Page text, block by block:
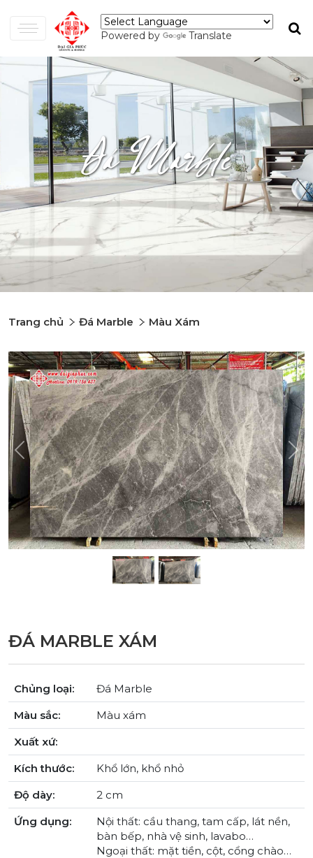
Powered by Translate
Đá Marble
Trang chủ Đá Marble Màu Xám
Previous
ĐÁ MARBLE XÁM
Chủng loại:
Đá Marble
Màu sắc:
Màu xám
Xuất xứ:
Kích thước:
Khổ lớn, khổ nhỏ
Độ dày:
2 cm
Ứng dụng:
Nội thất: cầu thang, tam cấp, lát nền,
bàn bếp, nhà vệ sinh, lavabo…
Ngoại thất: mặt tiền, cột, cổng chào…